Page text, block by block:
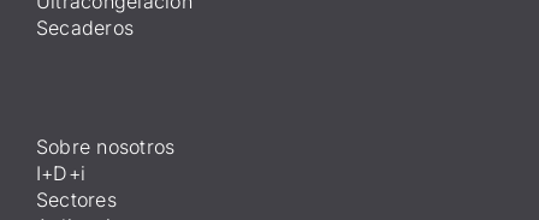
Secaderos
Sobre nosotros
I+D+i
Sectores